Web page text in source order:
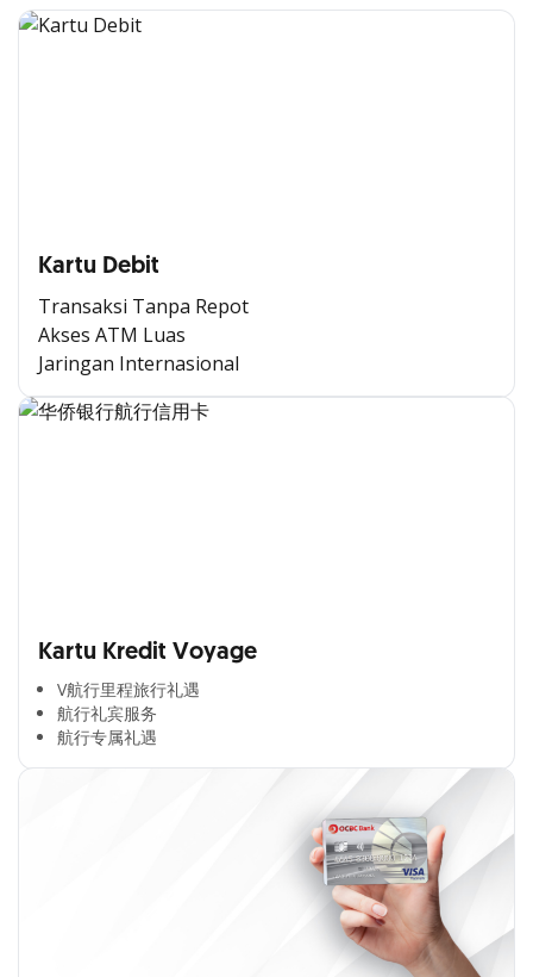
Kartu Debit
Transaksi Tanpa Repot
Akses ATM Luas
Jaringan Internasional
Kartu Kredit Voyage
V航行里程旅行礼遇
航行礼宾服务
航行专属礼遇